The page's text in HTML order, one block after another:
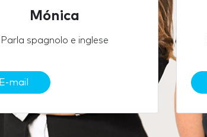
Mónica
Parla spagnolo e inglese
E-mail